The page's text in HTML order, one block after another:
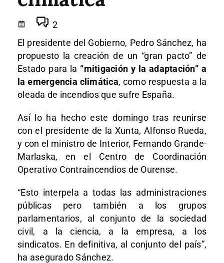
2
El presidente del Gobierno, Pedro Sánchez, ha
propuesto la creación de un “gran pacto” de
Estado para la “mitigación y la adaptación” a
la emergencia climática, como respuesta a la
oleada de incendios que sufre España.
Así lo ha hecho este domingo tras reunirse
con el presidente de la Xunta, Alfonso Rueda,
y con el ministro de Interior, Fernando Grande-
Marlaska, en el Centro de Coordinación
Operativo Contraincendios de Ourense.
“Esto interpela a todas las administraciones
públicas pero también a los grupos
parlamentarios, al conjunto de la sociedad
civil, a la ciencia, a la empresa, a los
sindicatos. En definitiva, al conjunto del país”,
ha asegurado Sánchez.